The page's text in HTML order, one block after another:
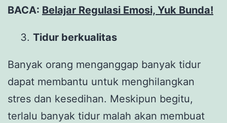
BACA: Belajar Regulasi Emosi, Yuk Bunda!
Tidur berkualitas
Banyak orang menganggap banyak tidur
dapat membantu untuk menghilangkan
stres dan kesedihan. Meskipun begitu,
terlalu banyak tidur malah akan membuat